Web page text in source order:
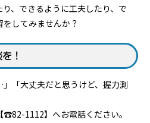
、できるように工夫したり、で
してみませんか？
！
「大丈夫だと思うけど、握力測
1112】へお電話ください。